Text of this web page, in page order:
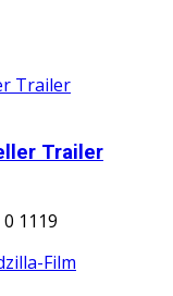
Trailer
0 1119